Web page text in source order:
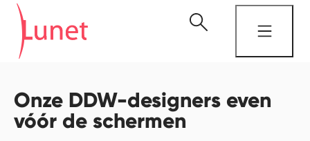
Onze DDW-designers even
vóór de schermen